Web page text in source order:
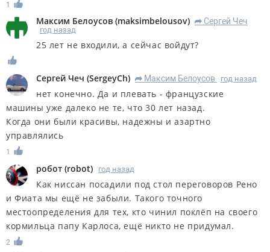
1
Максим Белоусов (maksimbelousov) R Сергей Чеч
год назад
25 лет не входили, а сейчас войдут?
Сергей Чеч (SergeyCh) R Максим Белоусов год назад
нет конечно. Да и плевать - французские
машины уже далеко не те, что 30 лет назад.
Когда они были красивы, надежны и азартно
управлялись
1
робот (robot) год назад
Как ниссан посадили под стол переговоров Рено
и Фиата мы ещё не забыли. Такого точного
местоопределения для тех, кто чинил поклёп на своего
кормильца папу Карлоса, ещё никто не придумал.
2